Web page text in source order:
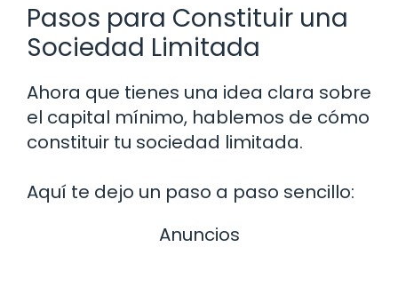
Pasos para Constituir una
Sociedad Limitada
Ahora que tienes una idea clara sobre
el capital mínimo, hablemos de cómo
constituir tu sociedad limitada.
Aquí te dejo un paso a paso sencillo:
Anuncios